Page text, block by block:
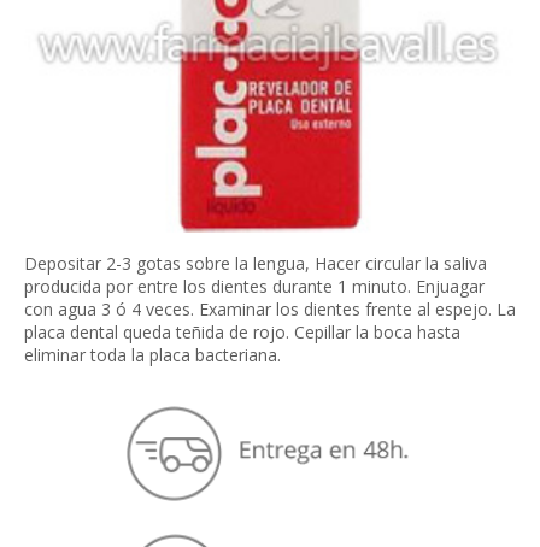
Depositar 2-3 gotas sobre la lengua, Hacer circular la saliva
producida por entre los dientes durante 1 minuto. Enjuagar
con agua 3 ó 4 veces. Examinar los dientes frente al espejo. La
placa dental queda teñida de rojo. Cepillar la boca hasta
eliminar toda la placa bacteriana.